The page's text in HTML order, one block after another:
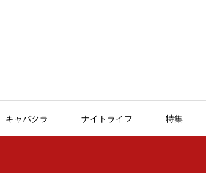
キャバクラ ナイトライフ 特集